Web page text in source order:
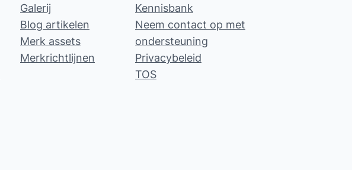
Galerij
Blog artikelen
Merk assets
Merkrichtlijnen
Kennisbank
Neem contact op met
ondersteuning
Privacybeleid
TOS